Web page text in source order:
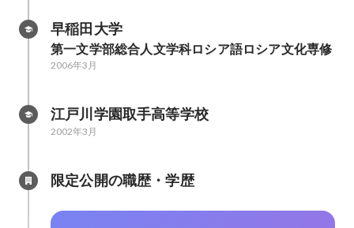
早稲田大学
第一文学部総合人文学科ロシア語ロシア文化専修
2006年3月
江戸川学園取手高等学校
2002年3月
限定公開の職歴・学歴